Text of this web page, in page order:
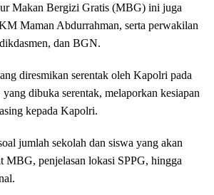
Makan Bergizi Gratis (MBG) ini juga
Maman Abdurrahman, serta perwakilan
dan BGN.
diresmikan serentak oleh Kapolri pada
dibuka serentak, melaporkan kesiapan
kepada Kapolri.
jumlah sekolah dan siswa yang akan
MBG, penjelasan lokasi SPPG, hingga